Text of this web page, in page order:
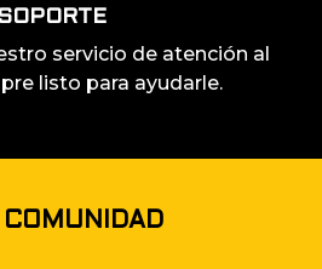
SOPORTE
servicio de atención al
listo para ayudarle.